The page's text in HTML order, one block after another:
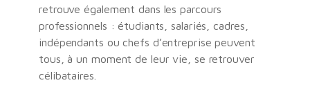
retrouve également dans les parcours
professionnels : étudiants, salariés, cadres,
indépendants ou chefs d’entreprise peuvent
tous, à un moment de leur vie, se retrouver
célibataires.